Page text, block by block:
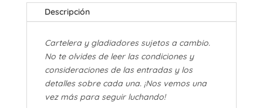
Descripción
Cartelera y gladiadores sujetos a cambio.
No te olvides de leer las condiciones y
consideraciones de las entradas y los
detalles sobre cada una. ¡Nos vemos una
vez más para seguir luchando!